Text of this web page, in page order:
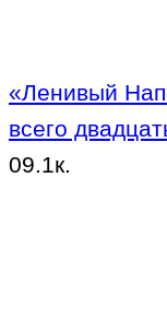
«Ленивый
всего
09.1к.